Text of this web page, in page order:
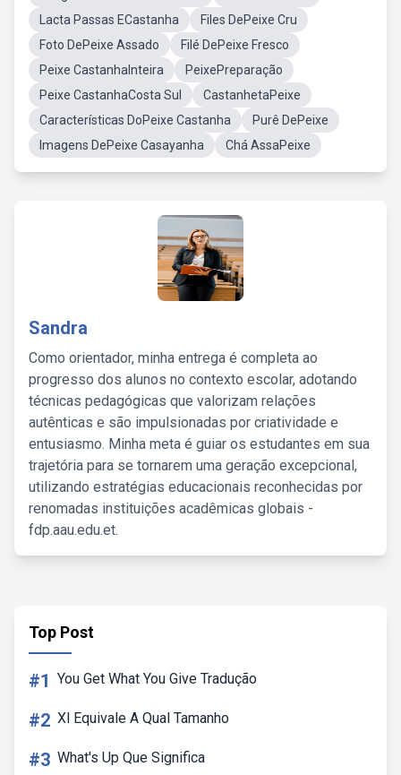
Lacta Passas ECastanha
Files DePeixe Cru
Foto DePeixe Assado
Filé DePeixe Fresco
Peixe CastanhaInteira
PeixePreparação
Peixe CastanhaCosta Sul
CastanhetaPeixe
Características DoPeixe Castanha
Purê DePeixe
Imagens DePeixe Casayanha
Chá AssaPeixe
Sandra
Como orientador, minha entrega é completa ao
progresso dos alunos no contexto escolar, adotando
técnicas pedagógicas que valorizam relações
autênticas e são impulsionadas por criatividade e
entusiasmo. Minha meta é guiar os estudantes em sua
trajetória para se tornarem uma geração excepcional,
utilizando estratégias educacionais reconhecidas por
renomadas instituições acadêmicas globais -
fdp.aau.edu.et.
Top Post
#1 You Get What You Give Tradução
#2 Xl Equivale A Qual Tamanho
#3 What's Up Que Significa